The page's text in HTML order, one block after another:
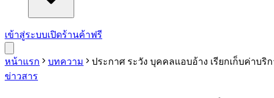
เข้าสู่ระบบเปิดร้านค้าฟรี
หน้าแรก บทความ
ประกาศ ระวัง บุคคลแอบอ้าง เรียกเก็บค่าบริก
ข่าวสาร